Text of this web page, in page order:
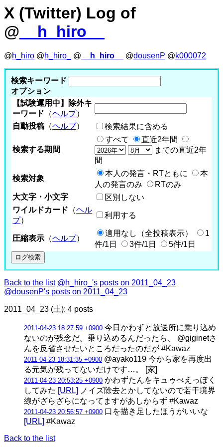
X (Twitter) Log of
@ __h_hiro__
@h_hiro @h_hiro_ @ __h_hiro__ @dousenP @k000072
検索キーワード
オプション
【試験運用中】除外キ
ーワード （ヘルプ）
自動投稿 （ヘルプ） 検索結果に含める
検索する期間
すべて
直近2年間
までの直近2年
間
検索対象
本人の発言・RTともに
本
人の発言のみ
RTのみ
大文字・小文字
区別しない
ワイルドカード （ヘル
プ）
利用する
圧縮表示 （ヘルプ）
適用なし（全投稿表示）
1
件/1日
3件/1日 5件/1日
Back to the list @h_hiro_'s posts on 2011_04_23
@dousenP's posts on 2011_04_23
2011_04_23 (土): 4 posts
2011-04-23 18:27:59 +0900 今日かわずと放送所に乗り込め
ないのが残念だ。乗り込めるんだったら、 @giginetさ
んを反省させたいところだったのだが #Kawaz
2011-04-23 18:31:35 +0900 @ayako119 今から家を再度出
る元気が残ってないだけです…。 [家]
2011-04-23 20:53:25 +0900 かわずたんをキュゥべえっぽく
してみた [URL] ノイズ除去とかしてないので若干境界
線がざらざらになってますがあしからず #Kawaz
2011-04-23 20:56:57 +0900 口を描き足したほうがいいな
[URL] #Kawaz
Back to the list